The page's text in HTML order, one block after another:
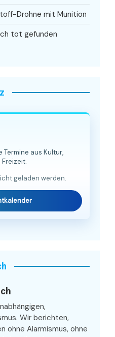
Drohne mit Munition
tot gefunden
aus Kultur,
geladen werden.
Wir berichten,
ohne Alarmismus, ohne